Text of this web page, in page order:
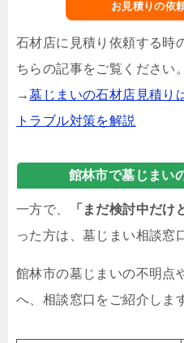
お見積りの依
石材店に見積り依頼する時
ちらの記事をご覧ください。
→墓じまいの石材店見積り
トラブル対策を解説
館林市で墓じまい
一方で、 「まだ検討中だけ
った方は、墓じまい相談窓
館林市の墓じまいの不明点
へ、相談窓口をご紹介しま